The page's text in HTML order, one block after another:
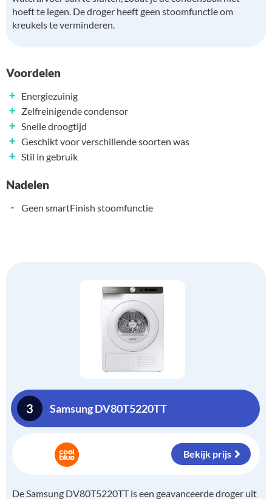
hoeft te legen. De droger heeft geen stoomfunctie om
kreukels te verminderen.
Voordelen
+ Energiezuinig
+ Zelfreinigende condensor
+ Snelle droogtijd
+ Geschikt voor verschillende soorten was
+ Stil in gebruik
Nadelen
- Geen smartFinish stoomfunctie
3 Samsung DV80T5220TT
Bekijk prijs
De Samsung DV80T5220TT is een geavanceerde droger uit